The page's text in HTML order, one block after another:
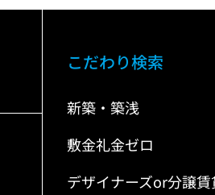
こだわり検索
新築・築浅
敷金礼金ゼロ
デザイナーズor分譲賃